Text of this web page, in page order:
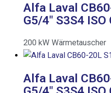
Alfa Laval
G5/4″ S3S4 ISO
200 kW Wärmetauscher
Alfa Laval